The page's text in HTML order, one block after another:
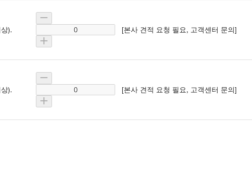
). [본사 견적 요청 필요, 고객센터 문의]
). [본사 견적 요청 필요, 고객센터 문의]